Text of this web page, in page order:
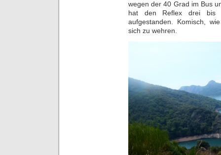
wegen der 40 Grad im Bus
hat den Reflex drei bis
aufgestanden. Komisch,
sich zu wehren.